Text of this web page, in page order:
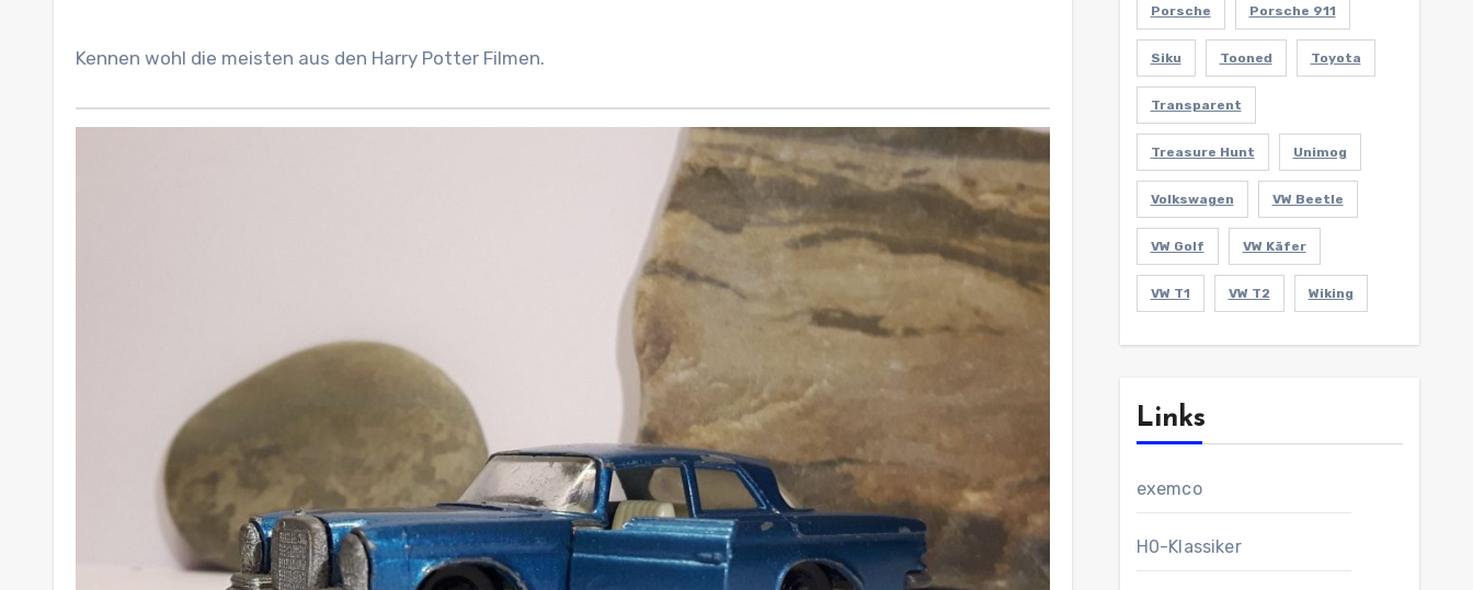
Kennen wohl die meisten aus den Harry Potter Filmen.
Porsche Porsche 911
Siku Tooned Toyota
Transparent
Treasure Hunt Unimog
Volkswagen VW Beetle
VW Golf VW Käfer
VW T1 VW T2 Wiking
Links
exemco
H0-Klassiker